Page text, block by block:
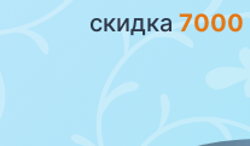
скидка 7000